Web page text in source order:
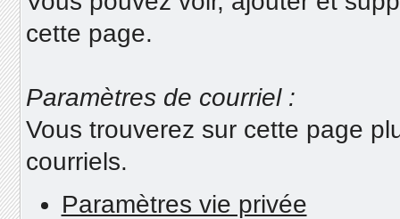
cette page.
Paramètres de courriel :
Vous trouverez sur cette page
courriels.
Paramètres vie privée